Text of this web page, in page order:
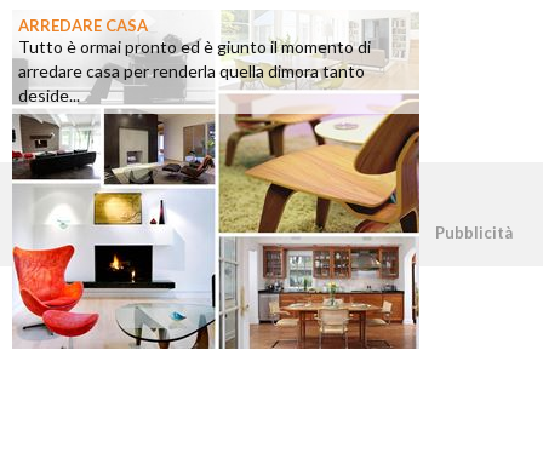
ARREDARE CASA
Tutto è ormai pronto ed è giunto il momento di
arredare casa per renderla quella dimora tanto
deside...
©2026 - casapratica.org - p.iva 03338800984 Pubblicità